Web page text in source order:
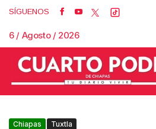
SÍGUENOS
6 / Agosto / 2026
Chiapas Tuxtla